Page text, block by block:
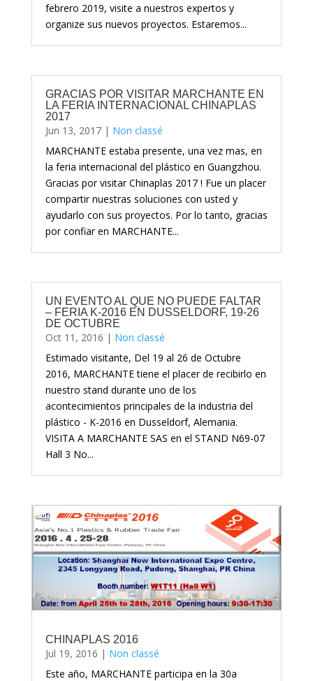
febrero 2019, visite a nuestros expertos y
organize sus nuevos proyectos. Estaremos...
GRACIAS POR VISITAR MARCHANTE EN
LA FERIA INTERNACIONAL CHINAPLAS
2017
Jun 13, 2017| Non classé
MARCHANTE estaba presente, una vez mas, en
la feria internacional del plástico en Guangzhou.
Gracias por visitar Chinaplas 2017 ! Fue un placer
compartir nuestras soluciones con usted y
ayudarlo con sus proyectos. Por lo tanto, gracias
por confiar en MARCHANTE...
UN EVENTO AL QUE NO PUEDE FALTAR
– FERIA K-2016 EN DUSSELDORF, 19-26
DE OCTUBRE
Oct 11, 2016 | Non classé
Estimado visitante, Del 19 al 26 de Octubre
2016, MARCHANTE tiene el placer de recibirlo en
nuestro stand durante uno de los
acontecimientos principales de la industria del
plástico - K-2016 en Dusseldorf, Alemania.
VISITA A MARCHANTE SAS en el STAND N69-07
Hall 3 No...
CHINAPLAS 2016
Jul 19, 2016 | Non classé
Este año, MARCHANTE participa en la 30a